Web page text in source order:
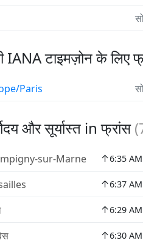
IANA टाइमज़ोन के लिए
Paris
और सूर्यास्त in फ्रांस(
sur-Marne ↑6:35 AM
↑6:37 AM
↑6:29 AM
↑6:30 AM